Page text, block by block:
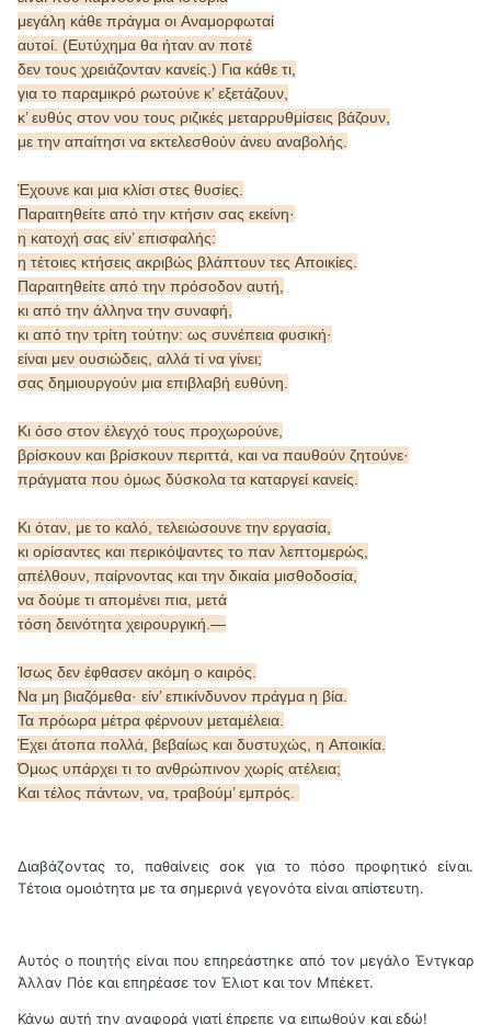
μεγάλη κάθε πράγμα οι Aναμορφωταί
αυτοί. (Ευτύχημα θα ήταν αν ποτέ
δεν τους χρειάζονταν κανείς.) Για κάθε τι,
για το παραμικρό ρωτούνε κ’ εξετάζουν,
κ’ ευθύς στον νου τους ριζικές μεταρρυθμίσεις βάζουν,
με την απαίτησι να εκτελεσθούν άνευ αναβολής.
Έχουνε και μια κλίσι στες θυσίες.
Παραιτηθείτε από την κτήσιν σας εκείνη·
η κατοχή σας είν’ επισφαλής:
η τέτοιες κτήσεις ακριβώς βλάπτουν τες Aποικίες.
Παραιτηθείτε από την πρόσοδον αυτή,
κι από την άλληνα την συναφή,
κι από την τρίτη τούτην: ως συνέπεια φυσική·
είναι μεν ουσιώδεις, αλλά τί να γίνει;
σας δημιουργούν μια επιβλαβή ευθύνη.
Κι όσο στον έλεγχό τους προχωρούνε,
βρίσκουν και βρίσκουν περιττά, και να παυθούν ζητούνε·
πράγματα που όμως δύσκολα τα καταργεί κανείς.
Κι όταν, με το καλό, τελειώσουνε την εργασία,
κι ορίσαντες και περικόψαντες το παν λεπτομερώς,
απέλθουν, παίρνοντας και την δικαία μισθοδοσία,
να δούμε τι απομένει πια, μετά
τόση δεινότητα χειρουργική.—
Ίσως δεν έφθασεν ακόμη ο καιρός.
Να μη βιαζόμεθα· είν’ επικίνδυνον πράγμα η βία.
Τα πρόωρα μέτρα φέρνουν μεταμέλεια.
Έχει άτοπα πολλά, βεβαίως και δυστυχώς, η Aποικία.
Όμως υπάρχει τι το ανθρώπινον χωρίς ατέλεια;
Και τέλος πάντων, να, τραβούμ’ εμπρός.
Διαβάζοντας το, παθαίνεις σοκ για το πόσο προφητικό είναι.
Τέτοια ομοιότητα με τα σημερινά γεγονότα είναι απίστευτη.
Αυτός ο ποιητής είναι που επηρεάστηκε από τον μεγάλο Έντγκαρ
Άλλαν Πόε και επηρέασε τον Έλιοτ και τον Μπέκετ.
Κάνω αυτή την αναφορά γιατί έπρεπε να ειπωθούν και εδώ!